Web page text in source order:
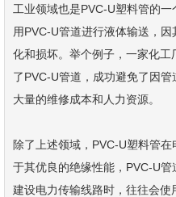
工业领域也是PVC-U塑料管的
用PVC-U管道进行液体输送，
化和损坏。举个例子，一家化
了PVC-U管道，成功避免了因
大量的维修成本和人力资源。
除了上述领域，PVC-U塑料管
于其优良的绝缘性能，PVC-U
建设电力传输线路时，往往会